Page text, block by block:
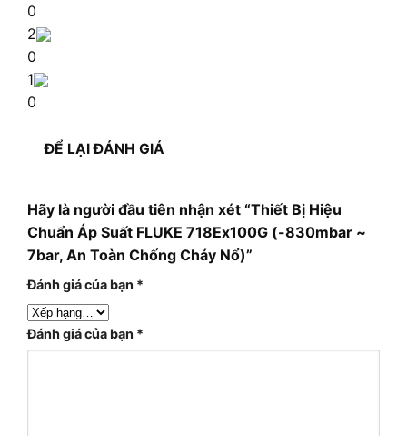
0
2
0
1
0
ĐỂ LẠI ĐÁNH GIÁ
Hãy là người đầu tiên nhận xét “Thiết Bị Hiệu
Chuẩn Áp Suất FLUKE 718Ex100G (-830mbar ~
7bar, An Toàn Chống Cháy Nổ)”
Đánh giá của bạn *
Đánh giá của bạn *